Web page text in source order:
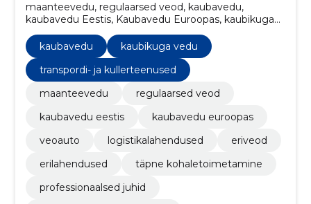
maanteevedu, regulaarsed veod, kaubavedu,
kaubavedu Eestis, Kaubavedu Euroopas, kaubikuga
vedu, Veoauto, Logistikalahendused, transpordi- ja
kullerteenused, Eriveod
kaubavedu
kaubikuga vedu
transpordi- ja kullerteenused
maanteevedu
regulaarsed veod
kaubavedu eestis
kaubavedu euroopas
veoauto
logistikalahendused
eriveod
erilahendused
täpne kohaletoimetamine
professionaalsed juhid